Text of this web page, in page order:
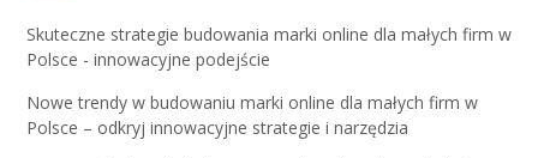
Skuteczne strategie budowania marki online dla małych firm w
Polsce - innowacyjne podejście
Nowe trendy w budowaniu marki online dla małych firm w
Polsce – odkryj innowacyjne strategie i narzędzia